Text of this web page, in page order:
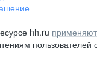
hh.ru